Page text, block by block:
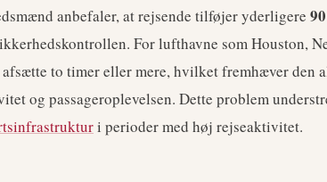
anbefaler, at rejsende tilføjer yderligere
For lufthavne som Houston,
to timer eller mere, hvilket fremhæver den
og passageroplevelsen. Dette problem
i perioder med høj rejseaktivitet.